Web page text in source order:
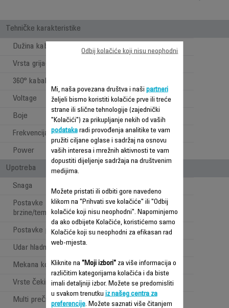
Tehničke karakteristike
Dužina kabla 1,8 m
Vrsta grijača
360° kabal
Voltage 220-240 V
Boje Rozo-bijela aluminij
Frekvencija 50-60 Hz
Power 840-1000 W
Upotreba
Snaga
Postavke
brzine/temperature
Postavke protoka zraka 2
Udar hladnog zraka
Mekana kosa
Vrste čekinja Prirodan
Multi prečnik
Mi, naša povezana društva i naši partneri
željeli bismo koristiti kolačiće prve ili treće
strane ili slične tehnologije (zajednički
"Kolačići") za prikupljanje nekih od vaših
podatakaradi provođenja analitike te vam
pružiti ciljane oglase i sadržaj na osnovu
vaših interesa i mrežnih aktivnosti te vam
dopustiti dijeljenje sadržaja na društvenim
medijima.
Možete pristati ili odbiti gore navedeno
klikom na "Prihvati sve kolačiće" ili "Odbij
kolačiće koji nisu neophodni". Napominjemo
da ako odbijete Kolačiće, koristićemo samo
Kolačiće koji su neophodni za efikasan rad
web-mjesta.
Kliknite na "Moji izbori"za više informacija o
različitim kategorijama kolačića i da biste
imali detaljniji izbor. Možete se predomisliti
u svakom trenutku iz našeg centra za
preferencije. Možete saznati više čitanjem
Odbij kolačiće koji nisu neophodni